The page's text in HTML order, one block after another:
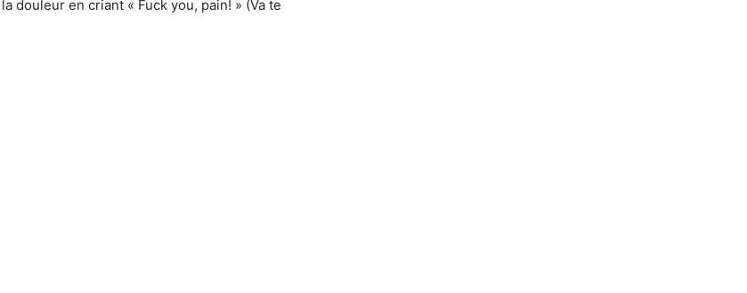
douleur en criant « Fuck you, pain! » (Va te